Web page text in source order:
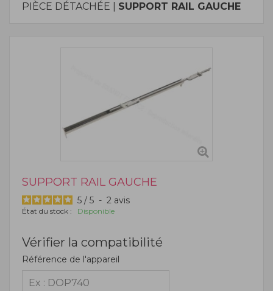
PIÈCE DÉTACHÉE | SUPPORT RAIL GAUCHE
SUPPORT RAIL GAUCHE
5 / 5 - 2 avis
État du stock : Disponible
Vérifier la compatibilité
Référence de l'appareil